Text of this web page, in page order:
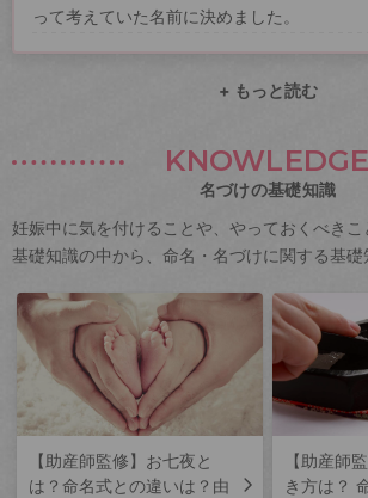
って考えていた名前に決めました。
+ もっと読む
KNOWLEDGE
名づけの基礎知識
妊娠中に気を付けることや、やっておくべき
基礎知識の中から、命名・名づけに関する基礎
【助産師監修】お七夜と
は？命名式との違いは？由
【助産師
き方は？